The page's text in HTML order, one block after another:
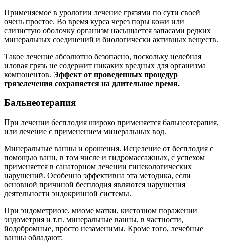
Применяемое в урологии лечение грязями по сути своей
очень простое. Во время курса через поры кожи или
слизистую оболочку организм насыщается запасами редких
минеральных соединений и биологически активных веществ.
Такое лечение абсолютно безопасно, поскольку целебная
иловая грязь не содержит никаких вредных для организма
компонентов. Эффект от проведенных процедур
грязелечения сохраняется на длительное время.
Бальнеотерапия
При лечении бесплодия широко применяется бальнеотерапия,
или лечение с применением минеральных вод.
Минеральные ванны и орошения. Исцеление от бесплодия с
помощью ванн, в том числе и гидромассажных, с успехом
применяется в санаторном лечении гинекологических
нарушений. Особенно эффективна эта методика, если
основной причиной бесплодия являются нарушения
деятельности эндокринной системы.
При эндометриозе, миоме матки, кистозном поражении
эндометрия и т.п. минеральные ванны, в частности,
йодобромные, просто незаменимы. Кроме того, лечебные
ванны обладают: